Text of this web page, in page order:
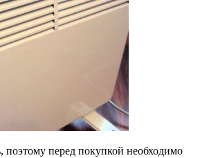
поэтому перед покупкой необходимо